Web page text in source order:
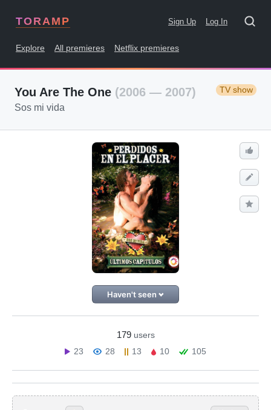
TORAMP Sign Up Log In
Explore All premieres Netflix premieres
You Are The One (2006 — 2007) TV show
Sos mi vida
Haven't seen
179 users
23
28 13 10 105